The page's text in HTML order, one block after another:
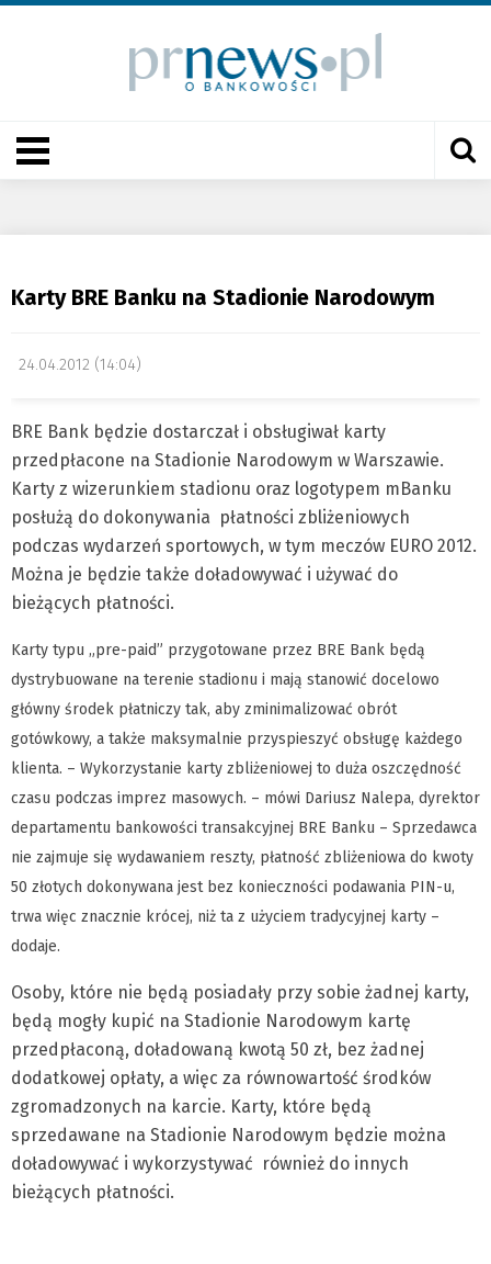
Karty BRE Banku na Stadionie Narodowym
24.04.2012 (14:04)
BRE Bank będzie dostarczał i obsługiwał karty
przedpłacone na Stadionie Narodowym w Warszawie.
Karty z wizerunkiem stadionu oraz logotypem mBanku
posłużą do dokonywania płatności zbliżeniowych
podczas wydarzeń sportowych, w tym meczów EURO 2012.
Można je będzie także doładowywać i używać do
bieżących płatności.
Karty typu „pre-paid” przygotowane przez BRE Bank będą
dystrybuowane na terenie stadionu i mają stanowić docelowo
główny środek płatniczy tak, aby zminimalizować obrót
gotówkowy, a także maksymalnie przyspieszyć obsługę każdego
klienta. – Wykorzystanie karty zbliżeniowej to duża oszczędność
czasu podczas imprez masowych. – mówi Dariusz Nalepa, dyrektor
departamentu bankowości transakcyjnej BRE Banku – Sprzedawca
nie zajmuje się wydawaniem reszty, płatność zbliżeniowa do kwoty
50 złotych dokonywana jest bez konieczności podawania PIN-u,
trwa więc znacznie krócej, niż ta z użyciem tradycyjnej karty –
dodaje.
Osoby, które nie będą posiadały przy sobie żadnej karty,
będą mogły kupić na Stadionie Narodowym kartę
przedpłaconą, doładowaną kwotą 50 zł, bez żadnej
dodatkowej opłaty, a więc za równowartość środków
zgromadzonych na karcie. Karty, które będą
sprzedawane na Stadionie Narodowym będzie można
doładowywać i wykorzystywać również do innych
bieżących płatności.